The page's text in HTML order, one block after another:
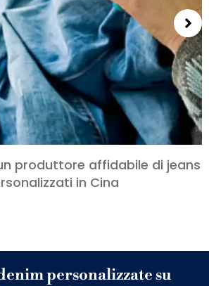
produttore affidabile di jeans
in Cina
personalizzate su